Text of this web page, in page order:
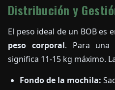
Distribución y
El peso ideal de un BOB es
peso corporal. Para una
significa 11-15 kg máximo.
Fondo de la mochila: